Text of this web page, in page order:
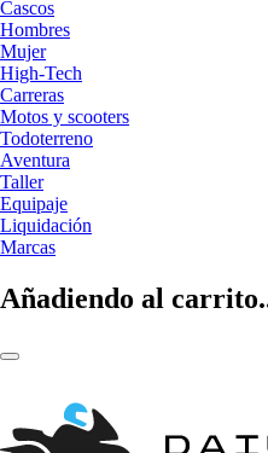
Cascos
Hombres
Mujer
High-Tech
Carreras
Motos y scooters
Todoterreno
Aventura
Taller
Equipaje
Liquidación
Marcas
Añadiendo al